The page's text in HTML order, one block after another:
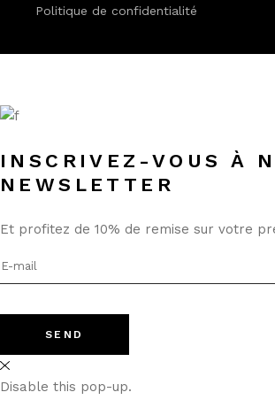
Politique de confidentialité
INSCRIVEZ-VOUS À
NEWSLETTER
Et profitez de 10% de remise sur votre
SEND
Disable this pop-up.